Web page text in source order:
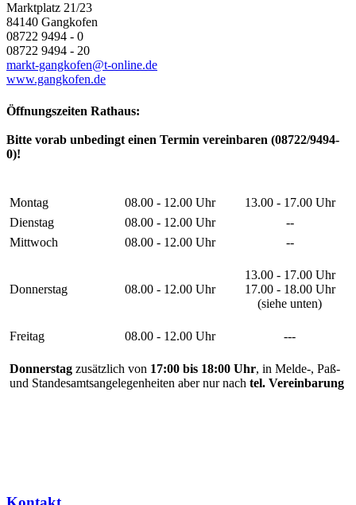
Marktplatz 21/23
84140 Gangkofen
08722 9494 - 0
08722 9494 - 20
markt-gangkofen@t-online.de
www.gangkofen.de
Öffnungszeiten Rathaus:
Bitte vorab unbedingt einen Termin vereinbaren (08722/9494-
0)!
Montag 08.00 - 12.00 Uhr
13.00 - 17.00 Uhr
Dienstag
08.00 - 12.00 Uhr
--
Mittwoch
08.00 - 12.00 Uhr --
Donnerstag 08.00 - 12.00 Uhr
13.00 - 17.00 Uhr
17.00 - 18.00 Uhr
(siehe unten)
Freitag 08.00 - 12.00 Uhr ---
Donnerstag zusätzlich von 17:00 bis 18:00 Uhr, in Melde-, Paß-
und Standesamtsangelegenheiten aber nur nach tel. Vereinbarung